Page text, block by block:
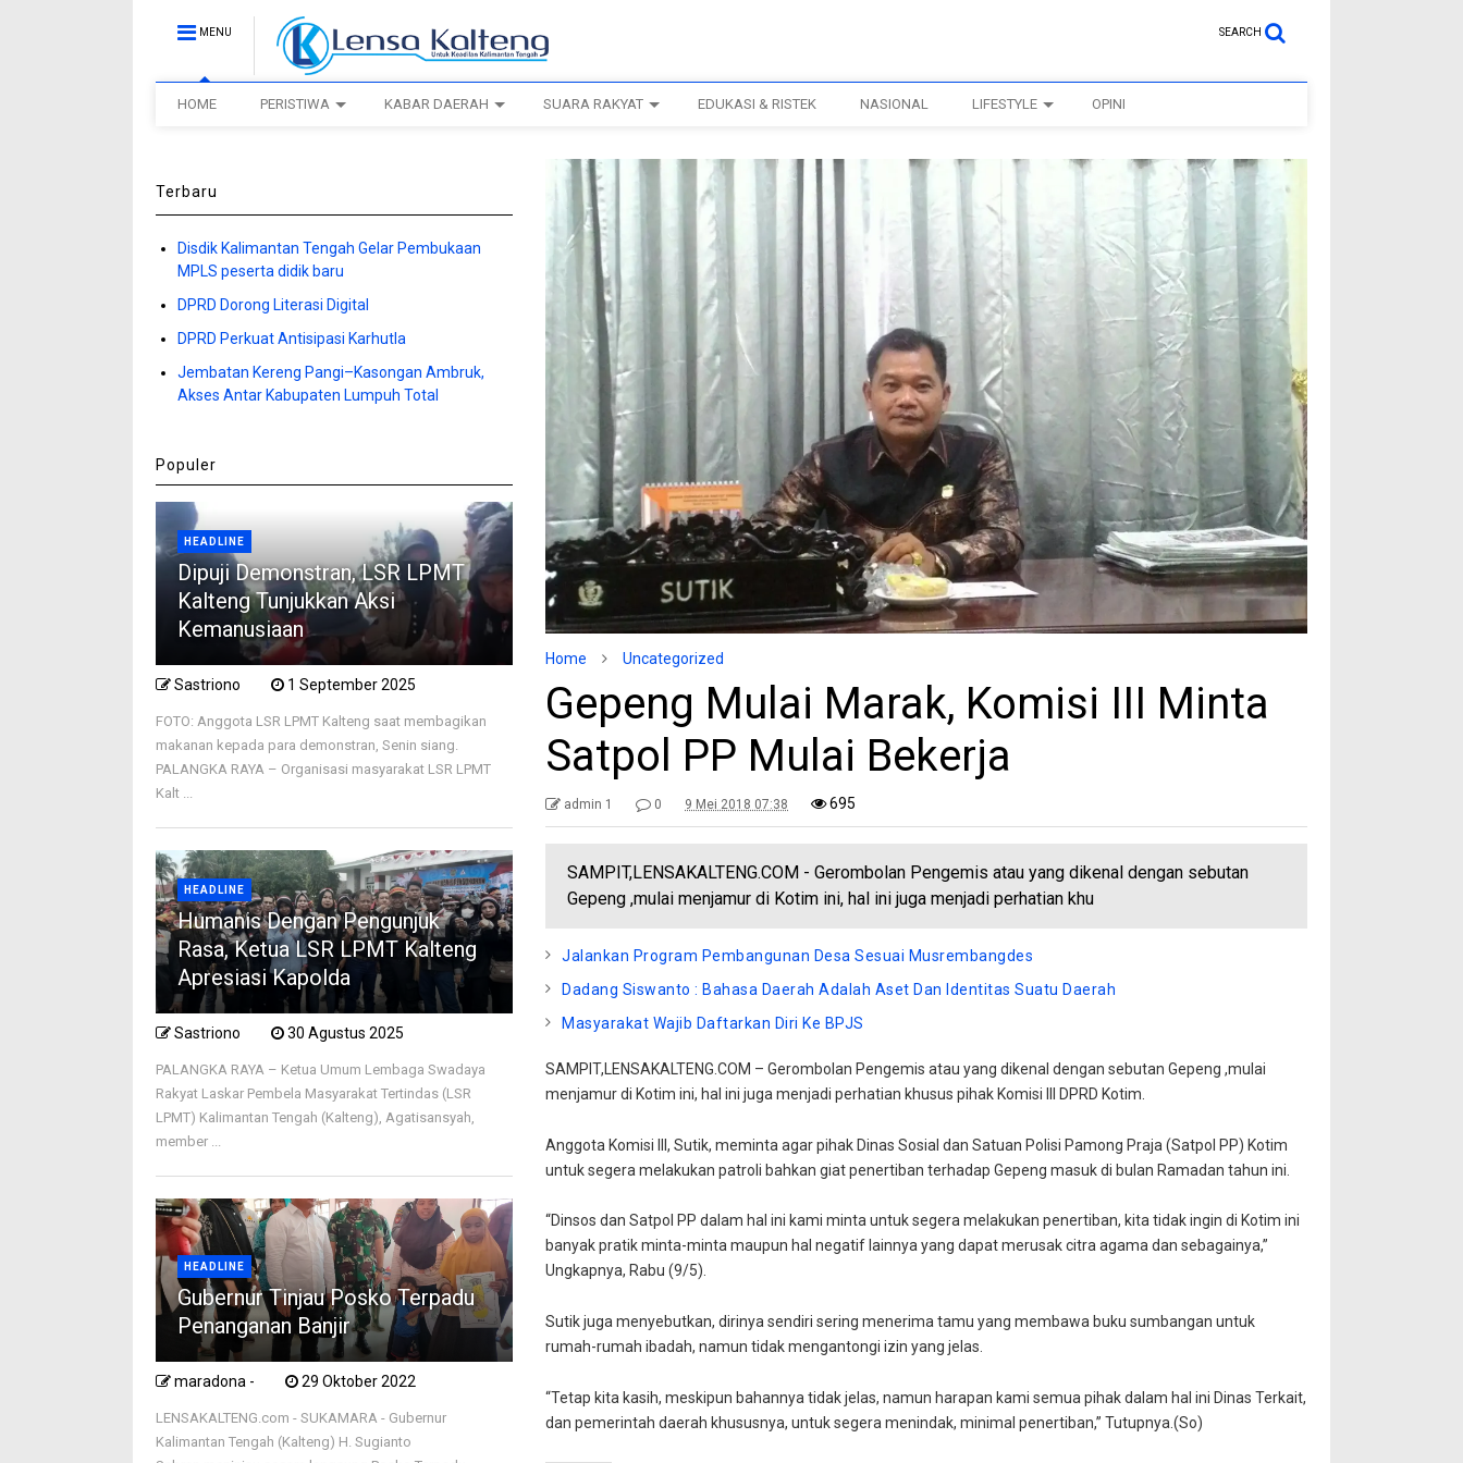
MENU SEARCH
HOME PERISTIWA KABAR DAERAH SUARA RAKYAT EDUKASI & RISTEK NASIONAL LIFESTYLE OPINI
Home Uncategorized
Gepeng Mulai Marak, Komisi III Minta
Satpol PP Mulai Bekerja
admin 1 0 9 Mei 2018 07:38 695
SAMPIT,LENSAKALTENG.COM - Gerombolan Pengemis atau yang dikenal dengan sebutan
Gepeng ,mulai menjamur di Kotim ini, hal ini juga menjadi perhatian khu
Jalankan Program Pembangunan Desa Sesuai Musrembangdes
Dadang Siswanto : Bahasa Daerah Adalah Aset Dan Identitas Suatu Daerah
Masyarakat Wajib Daftarkan Diri Ke BPJS
SAMPIT,LENSAKALTENG.COM – Gerombolan Pengemis atau yang dikenal dengan sebutan Gepeng ,mulai
menjamur di Kotim ini, hal ini juga menjadi perhatian khusus pihak Komisi III DPRD Kotim.
Anggota Komisi III, Sutik, meminta agar pihak Dinas Sosial dan Satuan Polisi Pamong Praja (Satpol PP) Kotim
untuk segera melakukan patroli bahkan giat penertiban terhadap Gepeng masuk di bulan Ramadan tahun ini.
“Dinsos dan Satpol PP dalam hal ini kami minta untuk segera melakukan penertiban, kita tidak ingin di Kotim ini
banyak pratik minta-minta maupun hal negatif lainnya yang dapat merusak citra agama dan sebagainya,”
Ungkapnya, Rabu (9/5).
Sutik juga menyebutkan, dirinya sendiri sering menerima tamu yang membawa buku sumbangan untuk
rumah-rumah ibadah, namun tidak mengantongi izin yang jelas.
“Tetap kita kasih, meskipun bahannya tidak jelas, namun harapan kami semua pihak dalam hal ini Dinas Terkait,
dan pemerintah daerah khususnya, untuk segera menindak, minimal penertiban,” Tutupnya.(So)
Terbaru
Disdik Kalimantan Tengah Gelar Pembukaan
MPLS peserta didik baru
DPRD Dorong Literasi Digital
DPRD Perkuat Antisipasi Karhutla
Jembatan Kereng Pangi–Kasongan Ambruk,
Akses Antar Kabupaten Lumpuh Total
Populer
HEADLINE
Dipuji Demonstran, LSR LPMT
Kalteng Tunjukkan Aksi
Kemanusiaan
Sastriono 1 September 2025
FOTO: Anggota LSR LPMT Kalteng saat membagikan
makanan kepada para demonstran, Senin siang.
PALANGKA RAYA – Organisasi masyarakat LSR LPMT
Kalt ...
HEADLINE
Humanis Dengan Pengunjuk
Rasa, Ketua LSR LPMT Kalteng
Apresiasi Kapolda
Sastriono 30 Agustus 2025
PALANGKA RAYA – Ketua Umum Lembaga Swadaya
Rakyat Laskar Pembela Masyarakat Tertindas (LSR
LPMT) Kalimantan Tengah (Kalteng), Agatisansyah,
member ...
HEADLINE
Gubernur Tinjau Posko Terpadu
Penanganan Banjir
maradona - 29 Oktober 2022
LENSAKALTENG.com - SUKAMARA - Gubernur
Kalimantan Tengah (Kalteng) H. Sugianto